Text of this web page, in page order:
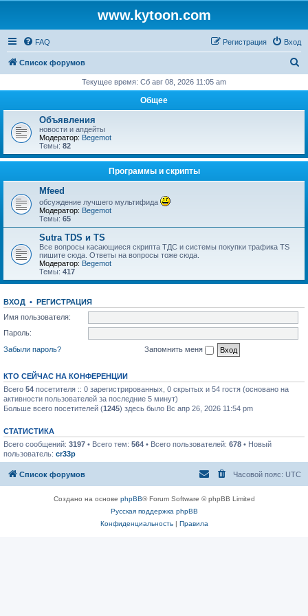
www.kytoon.com
FAQ Вход
Регистрация
Список форумов
с
Текущее время: Сб авг 08, 2026 11:05 am
Общее
Объявления
новости и апдейты
Модератор: Begemot
Темы: 82
Программы и скрипты
Mfeed
обсуждение лучшего мультифида
Модератор: Begemot
Темы: 65
Sutra TDS и TS
Все вопросы касающиеся скрипта ТДС и системы покупки трафика TS
пишите сюда. Ответы на вопросы тоже сюда.
Модератор: Begemot
Темы: 417
ВХОД • РЕГИСТРАЦИЯ
Имя пользователя:
Пароль:
Забыли пароль?
Запомнить меня
КТО СЕЙЧАС НА КОНФЕРЕНЦИИ
Всего 54 посетителя :: 0 зарегистрированных, 0 скрытых и 54 гостя (основано на
активности пользователей за последние 5 минут)
Больше всего посетителей (1245) здесь было Вс апр 26, 2026 11:54 pm
СТАТИСТИКА
Всего сообщений: 3197 • Всего тем: 564 • Всего пользователей: 678 • Новый
пользователь: cr33p
Список форумов Часовой пояс: UTC
Создано на основе phpBB® Forum Software © phpBB Limited
Русская поддержка phpBB
Конфиденциальность| Правила